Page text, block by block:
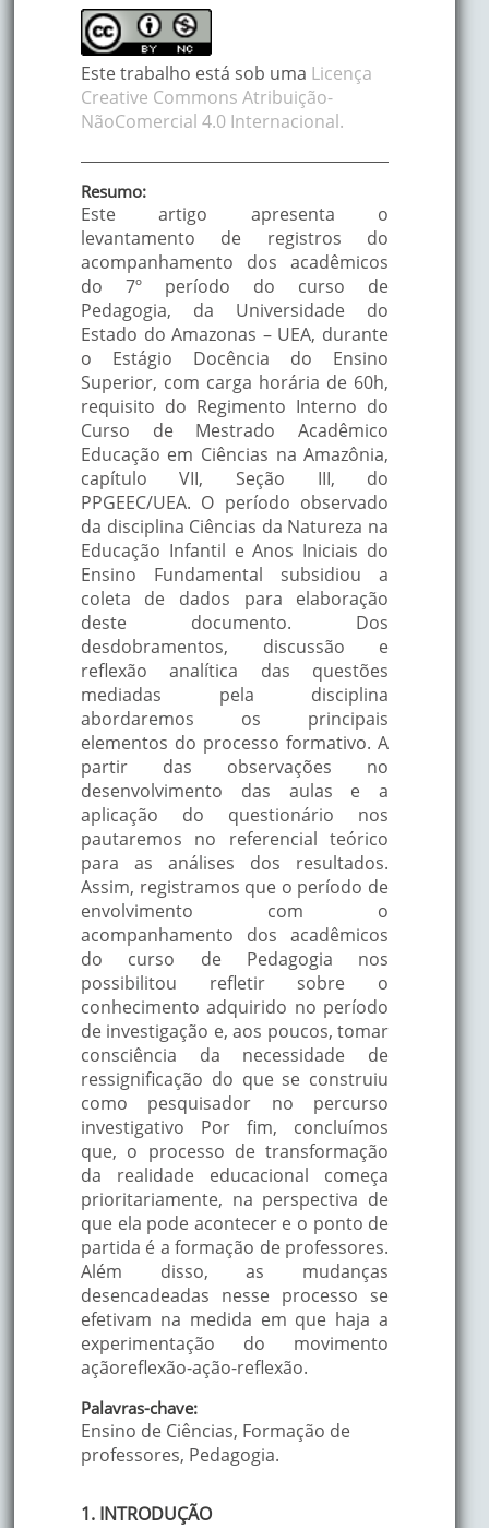
Este trabalho está sob uma Licença
Creative Commons Atribuição-
NãoComercial 4.0 Internacional.
Resumo:
Este artigo apresenta o
levantamento de registros do
acompanhamento dos acadêmicos
do 7º período do curso de
Pedagogia, da Universidade do
Estado do Amazonas – UEA, durante
o Estágio Docência do Ensino
Superior, com carga horária de 60h,
requisito do Regimento Interno do
Curso de Mestrado Acadêmico
Educação em Ciências na Amazônia,
capítulo VII, Seção III, do
PPGEEC/UEA. O período observado
da disciplina Ciências da Natureza na
Educação Infantil e Anos Iniciais do
Ensino Fundamental subsidiou a
coleta de dados para elaboração
deste documento. Dos
desdobramentos, discussão e
reflexão analítica das questões
mediadas pela disciplina
abordaremos os principais
elementos do processo formativo. A
partir das observações no
desenvolvimento das aulas e a
aplicação do questionário nos
pautaremos no referencial teórico
para as análises dos resultados.
Assim, registramos que o período de
envolvimento com o
acompanhamento dos acadêmicos
do curso de Pedagogia nos
possibilitou refletir sobre o
conhecimento adquirido no período
de investigação e, aos poucos, tomar
consciência da necessidade de
ressignificação do que se construiu
como pesquisador no percurso
investigativo Por fim, concluímos
que, o processo de transformação
da realidade educacional começa
prioritariamente, na perspectiva de
que ela pode acontecer e o ponto de
partida é a formação de professores.
Além disso, as mudanças
desencadeadas nesse processo se
efetivam na medida em que haja a
experimentação do movimento
açãoreflexão-ação-reflexão.
Palavras-chave:
Ensino de Ciências, Formação de
professores, Pedagogia.
1. INTRODUÇÃO